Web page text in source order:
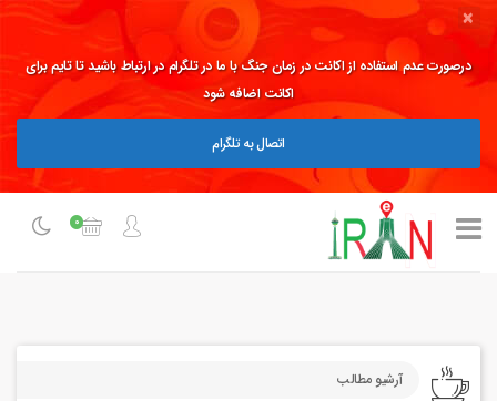
×
درصورت عدم استفاده از اکانت در زمان جنگ با ما در تلگرام در ارتباط باشید تا تایم برای
اکانت اضافه شود
اتصال به تلگرام
0
آرشیو مطالب